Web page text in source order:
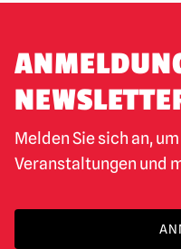
Melden Sie sich an,
Veranstaltungen und